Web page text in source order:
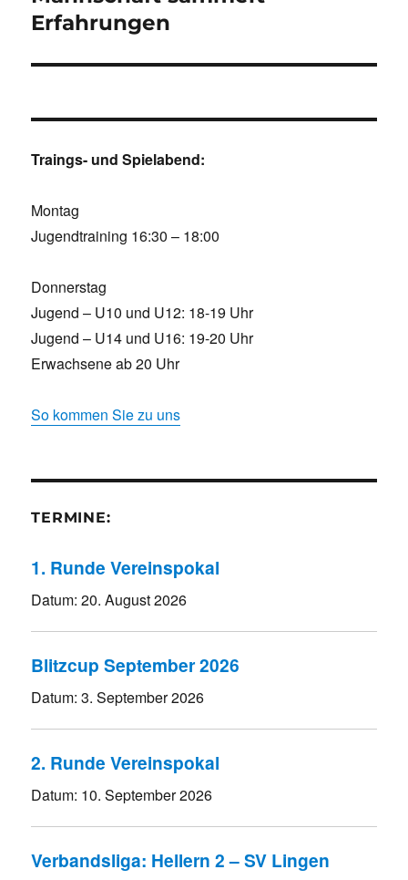
Erfahrungen
Traings- und Spielabend:
Montag
Jugendtraining 16:30 – 18:00
Donnerstag
Jugend – U10 und U12: 18-19 Uhr
Jugend – U14 und U16: 19-20 Uhr
Erwachsene ab 20 Uhr
So kommen Sie zu uns
TERMINE:
1. Runde Vereinspokal
Datum:20. August 2026
Blitzcup September 2026
Datum:3. September 2026
2. Runde Vereinspokal
Datum: 10. September 2026
Verbandsliga: Hellern 2 – SV Lingen